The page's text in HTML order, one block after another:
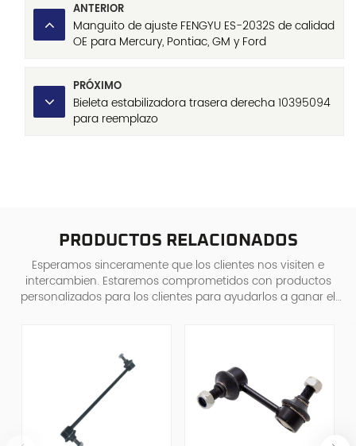
ANTERIOR
Manguito de ajuste FENGYU ES-2032S de calidad
OE para Mercury, Pontiac, GM y Ford
PRÓXIMO
Bieleta estabilizadora trasera derecha 10395094
para reemplazo
PRODUCTOS RELACIONADOS
Esperamos sinceramente que los clientes nos visiten e
intercambien. Estaremos comprometidos con productos
personalizados para los clientes para ayudarlos a ganar el